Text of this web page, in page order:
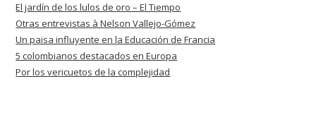
El jardín de los lulos de oro – El Tiempo
Otras entrevistas à Nelson Vallejo-Gómez
Un paisa influyente en la Educación de Francia
5 colombianos destacados en Europa
Por los vericuetos de la complejidad